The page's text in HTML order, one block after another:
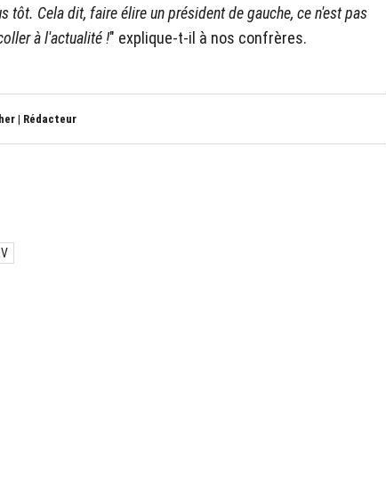
tôt. Cela dit, faire élire un président de gauche, ce n'est pas
à l'actualité !" explique-t-il à nos confrères.
| Rédacteur